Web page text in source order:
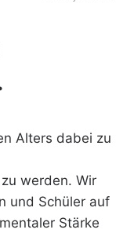
Alters dabei zu
werden. Wir
und Schüler auf
Stärke